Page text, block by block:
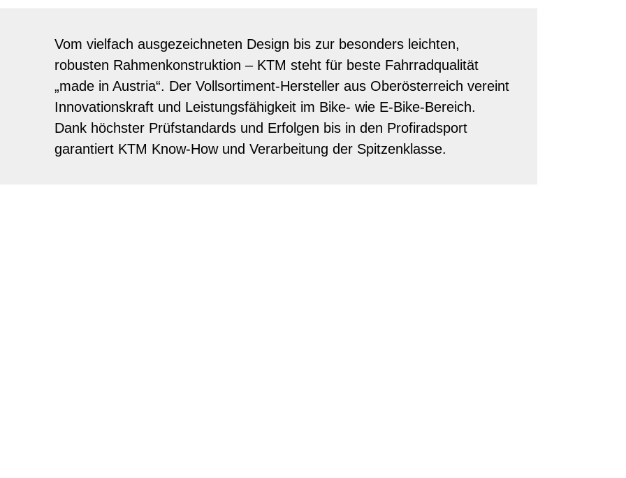
Vom vielfach ausgezeichneten Design bis zur besonders leichten,
robusten Rahmenkonstruktion – KTM steht für beste Fahrradqualität
„made in Austria“. Der Vollsortiment-Hersteller aus Oberösterreich vereint
Innovationskraft und Leistungsfähigkeit im Bike- wie E-Bike-Bereich.
Dank höchster Prüfstandards und Erfolgen bis in den Profiradsport
garantiert KTM Know-How und Verarbeitung der Spitzenklasse.